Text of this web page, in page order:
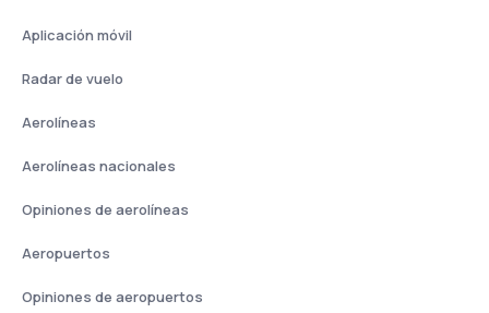
Aplicación móvil
Radar de vuelo
Aerolíneas
Aerolíneas nacionales
Opiniones de aerolíneas
Aeropuertos
Opiniones de aeropuertos